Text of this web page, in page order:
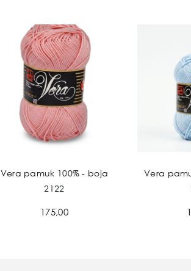
Vera pamuk 100% - boja
2122
175,00
Vera